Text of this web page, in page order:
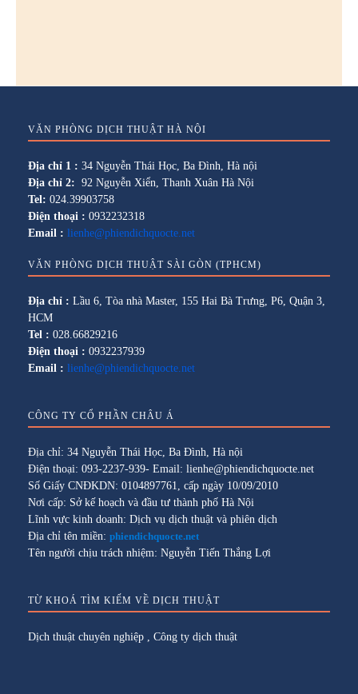
VĂN PHÒNG DỊCH THUẬT HÀ NỘI
Địa chỉ 1 : 34 Nguyễn Thái Học, Ba Đình, Hà nội
Địa chỉ 2: 92 Nguyễn Xiển, Thanh Xuân Hà Nội
Tel: 024.39903758
Điện thoại : 0932232318
Email : lienhe@phiendichquocte.net
VĂN PHÒNG DỊCH THUẬT SÀI GÒN (TPHCM)
Địa chỉ : Lầu 6, Tòa nhà Master, 155 Hai Bà Trưng, P6, Quận 3,
HCM
Tel : 028.66829216
Điện thoại : 0932237939
Email : lienhe@phiendichquocte.net
CÔNG TY CỔ PHẦN CHÂU Á
Địa chỉ: 34 Nguyễn Thái Học, Ba Đình, Hà nội
Điện thoại: 093-2237-939- Email: lienhe@phiendichquocte.net
Số Giấy CNĐKDN: 0104897761, cấp ngày 10/09/2010
Nơi cấp: Sở kế hoạch và đầu tư thành phố Hà Nội
Lĩnh vực kinh doanh: Dịch vụ dịch thuật và phiên dịch
Địa chỉ tên miền: phiendichquocte.net
Tên người chịu trách nhiệm: Nguyễn Tiến Thắng Lợi
TỪ KHOÁ TÌM KIẾM VỀ DỊCH THUẬT
Dịch thuật chuyên nghiệp , Công ty dịch thuật